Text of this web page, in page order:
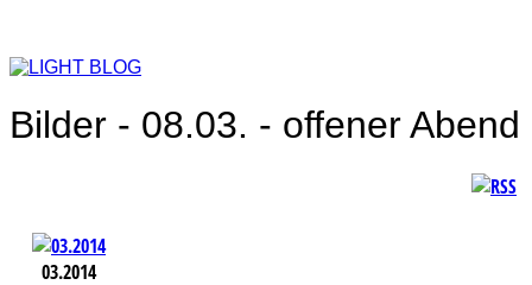
Bilder - 08.03. - offener Abend
03.2014